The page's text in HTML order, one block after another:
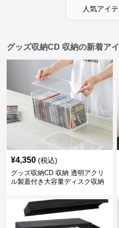
人気アイ
グッズ収納CD 収納の新着ア
¥4,350 (税込)
グッズ収納CD 収納 透明アクリ
ル製蓋付き大容量ディスク収納